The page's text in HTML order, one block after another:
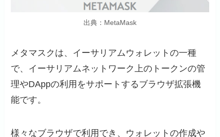
出典：MetaMask
メタマスクは、イーサリアムウォレットの一種
で、イーサリアムネットワーク上のトークンの管
理やDAppの利用をサポートするブラウザ拡張機
能です。
様々なブラウザで利用でき、ウォレットの作成や